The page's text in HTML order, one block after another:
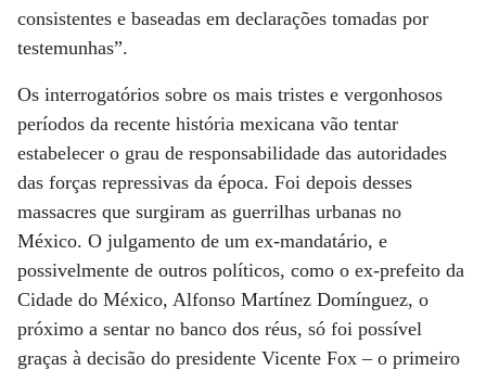
consistentes e baseadas em declarações tomadas por
testemunhas”.
Os interrogatórios sobre os mais tristes e vergonhosos
períodos da recente história mexicana vão tentar
estabelecer o grau de responsabilidade das autoridades
das forças repressivas da época. Foi depois desses
massacres que surgiram as guerrilhas urbanas no
México. O julgamento de um ex-mandatário, e
possivelmente de outros políticos, como o ex-prefeito da
Cidade do México, Alfonso Martínez Domínguez, o
próximo a sentar no banco dos réus, só foi possível
graças à decisão do presidente Vicente Fox – o primeiro